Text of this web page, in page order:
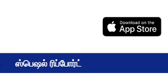
ஸ்பெஷல் ரிப்போர்ட்